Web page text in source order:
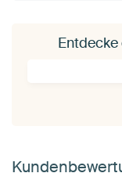
Entdecke